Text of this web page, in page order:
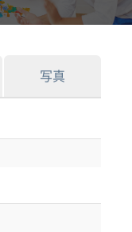
写真